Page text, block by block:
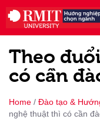
Theo
có cần
Home / Đào tạo &
nghệ thuật thì có cần